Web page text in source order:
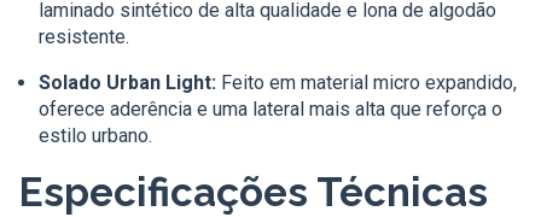
laminado sintético de alta qualidade e lona de algodão
resistente.
Solado Urban Light: Feito em material micro expandido,
oferece aderência e uma lateral mais alta que reforça o
estilo urbano.
Especificações Técnicas